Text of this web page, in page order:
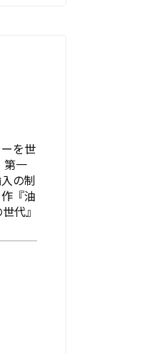
を世
第一
の制
『油
代』